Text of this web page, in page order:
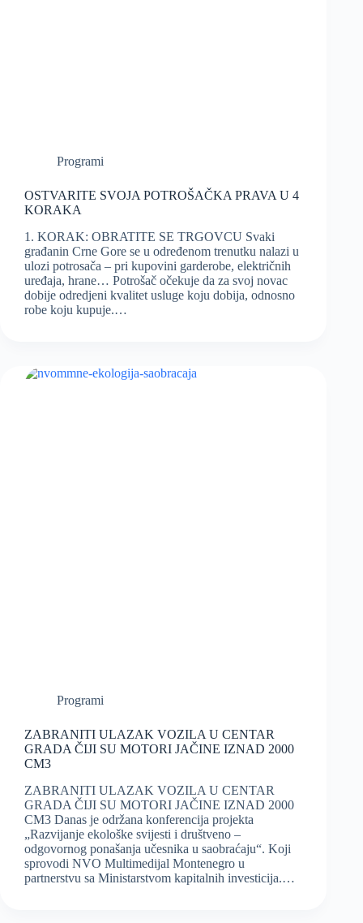
Programi
OSTVARITE SVOJA POTROŠAČKA PRAVA U 4
KORAKA
1. KORAK: OBRATITE SE TRGOVCU Svaki
građanin Crne Gore se u određenom trenutku nalazi u
ulozi potrosača – pri kupovini garderobe, električnih
uređaja, hrane… Potrošač očekuje da za svoj novac
dobije odredjeni kvalitet usluge koju dobija, odnosno
robe koju kupuje.…
Programi
ZABRANITI ULAZAK VOZILA U CENTAR
GRADA ČIJI SU MOTORI JAČINE IZNAD 2000
CM3
ZABRANITI ULAZAK VOZILA U CENTAR
GRADA ČIJI SU MOTORI JAČINE IZNAD 2000
CM3 Danas je održana konferencija projekta
„Razvijanje ekološke svijesti i društveno –
odgovornog ponašanja učesnika u saobraćaju“. Koji
sprovodi NVO Multimedijal Montenegro u
partnerstvu sa Ministarstvom kapitalnih investicija.…